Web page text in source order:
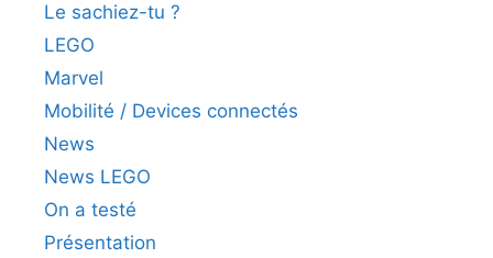
Le sachiez-tu ?
LEGO
Marvel
Mobilité / Devices connectés
News
News LEGO
On a testé
Présentation